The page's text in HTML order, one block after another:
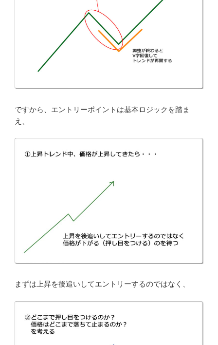
ですから、エントリーポイントは基本ロジックを踏ま
え、
まずは上昇を後追いしてエントリーするのではなく、